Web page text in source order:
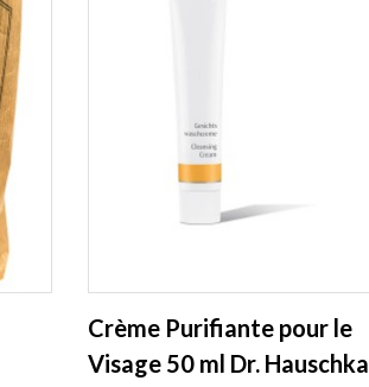
Crème Purifiante pour le
Visage 50 ml Dr. Hauschka